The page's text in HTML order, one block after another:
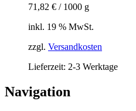
71,82 € / 1000 g
inkl. 19 % MwSt.
zzgl. Versandkosten
Lieferzeit: 2-3 Werktage
Navigation